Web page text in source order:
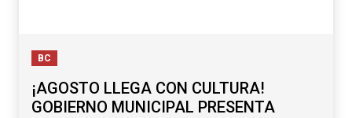
BC
¡AGOSTO LLEGA CON CULTURA!
GOBIERNO MUNICIPAL PRESENTA